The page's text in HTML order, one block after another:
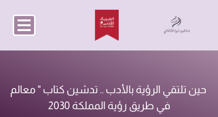
حين تلتقي الرؤية بالأدب ..‏ تدشين كتاب " معالم
في طريق رؤية المملكة 2030